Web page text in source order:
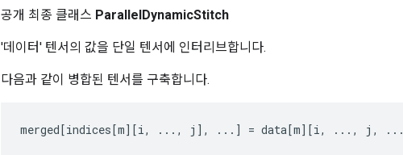
공개 최종 클래스 ParallelDynamicStitch
'데이터' 텐서의 값을 단일 텐서에 인터리브합니다.
다음과 같이 병합된 텐서를 구축합니다.
merged[indices[m][i, ..., j ] , ... ] = data[m][i, ..., j , ...